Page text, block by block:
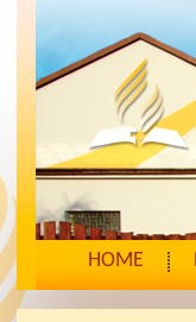
HOME